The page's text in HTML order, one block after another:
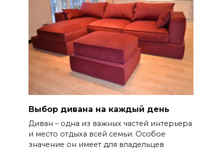
Выбор дивана на каждый день
Диван – одна из важных частей интерьера
и место отдыха всей семьи. Особое
значение он имеет для владельцев